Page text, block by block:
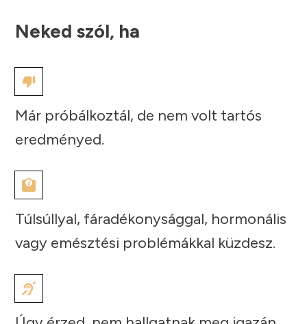
Neked szól, ha
Már próbálkoztál, de nem volt tartós
eredményed.
Túlsúllyal, fáradékonysággal, hormonális
vagy emésztési problémákkal küzdesz.